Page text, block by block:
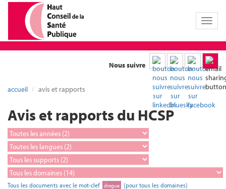
Toggle
Nous suivre
accueil avis et rapports
Avis et rapports du HCSP
Tous les documents avec le mot-clef drogue (pour tous les domaines)